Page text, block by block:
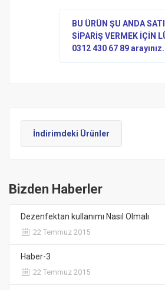
BU ÜRÜN ŞU ANDA
SİPARİŞ VERMEK İÇİN
0312 430 67 89 arayınız.
İndirimdeki Ürünler
Bizden Haberler
Dezenfektan kullanımı Nasıl Olmalı
22 Temmuz 2015
Haber-3
22 Temmuz 2015